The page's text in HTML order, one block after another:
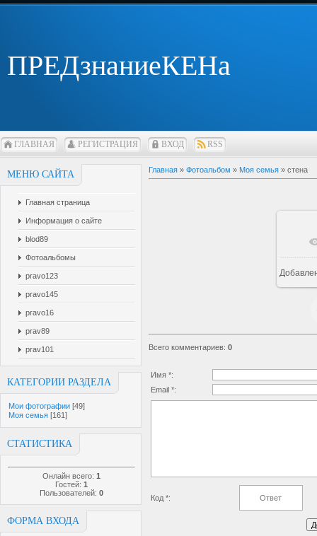
ПРЕДзнаниеКЕНа
ГЛАВНАЯ РЕГИСТРАЦИЯ ВХОД RSS
МЕНЮ САЙТА
Главная страница
Информация о сайте
blod89
Фотоальбомы
pravo123
pravo145
pravo16
prav89
prav101
КАТЕГОРИИ РАЗДЕЛА
Мои фотографии [49]
Моя семья [161]
СТАТИСТИКА
Онлайн всего: 1
Гостей: 1
Пользователей: 0
ФОРМА ВХОДА
Главная » Фотоальбом » Моя семья » стена
В
Всего комментариев: 0
Имя *:
Email *:
Код *: